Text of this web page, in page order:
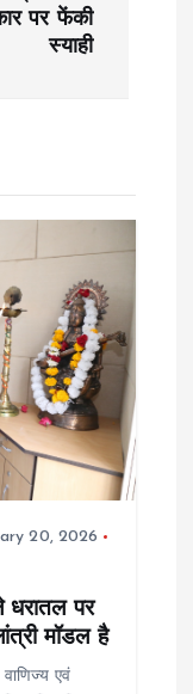
पर फेंकी
स्याही
20, 2026
धरातल पर
मॉडल है
एवं